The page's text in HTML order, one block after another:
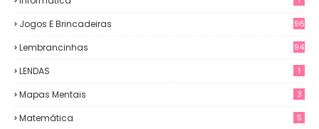
Jogos E Brincadeiras 96
Lembrancinhas 94
LENDAS 1
Mapas Mentais 3
Matemática 5